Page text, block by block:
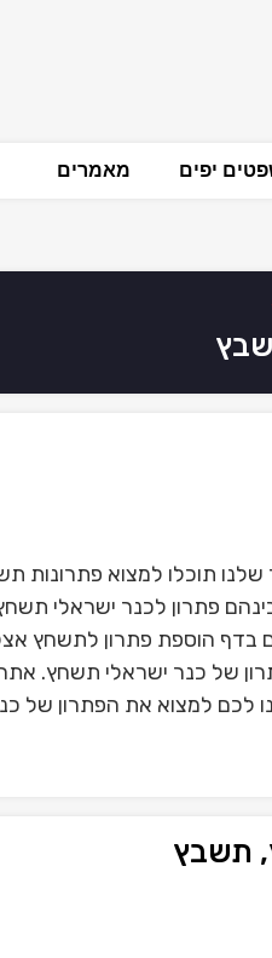
יפים מאמרים
תוכלו למצוא פתרונות
פתרון לכנר ישראלי
בדף הוספת פתרון לתשחץ
של כנר ישראלי תשחץ.
לכם למצוא את הפתרון של
תשבץ